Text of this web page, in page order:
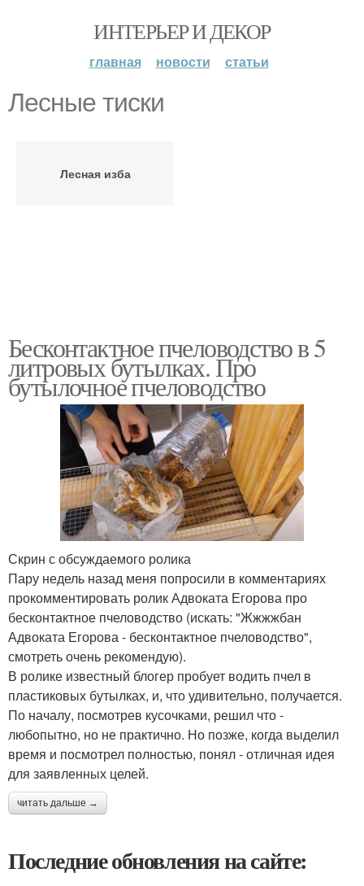
ИНТЕРЬЕР И ДЕКОР
главная новости статьи
Лесные тиски
Лесная изба
Бесконтактное пчеловодство в 5
литровых бутылках. Про
бутылочное пчеловодство
Скрин с обсуждаемого ролика
Пару недель назад меня попросили в комментариях
прокомментировать ролик Адвоката Егорова про
бесконтактное пчеловодство (искать: "Жжжжбан
Адвоката Егорова - бесконтактное пчеловодство",
смотреть очень рекомендую).
В ролике известный блогер пробует водить пчел в
пластиковых бутылках, и, что удивительно, получается.
По началу, посмотрев кусочками, решил что -
любопытно, но не практично. Но позже, когда выделил
время и посмотрел полностью, понял - отличная идея
для заявленных целей.
читать дальше →
Последние обновления на сайте: